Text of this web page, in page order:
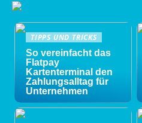
TIPPS UND TRICKS
So vereinfacht das
Flatpay
Kartenterminal den
Zahlungsalltag für
Unternehmen